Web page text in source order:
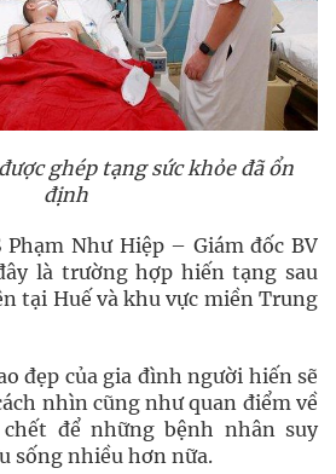
ghép tạng sức khỏe đã ổn
định
Như Hiệp – Giám đốc BV
là trường hợp hiến tạng sau
tại Huế và khu vực miền Trung
đẹp của gia đình người hiến sẽ
nhìn cũng như quan điểm về
để những bệnh nhân suy
sống nhiều hơn nữa.